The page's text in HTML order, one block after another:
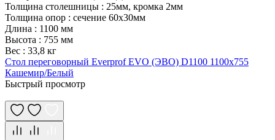
Толщина столешницы : 25мм, кромка 2мм
Толщина опор : сечение 60х30мм
Длина : 1100 мм
Высота : 755 мм
Вес : 33,8 кг
Стол переговорный Everprof EVO (ЭВО) D1100 1100x755
Кашемир/Белый
Быстрый просмотр